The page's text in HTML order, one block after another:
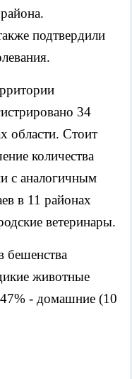
подтвердили
34
области. Стоит
количества
с аналогичным
в 11 районах
ветеринары.
бешенства
животные
- домашние (10